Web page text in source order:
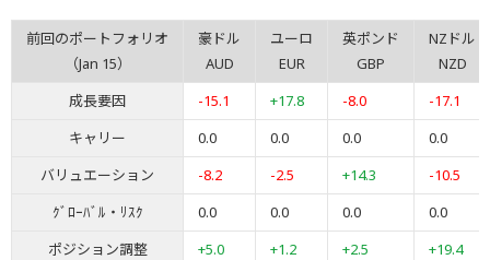
前回のポートフォリオ
（Jan 15）
豪ドル
AUD
ユーロ
EUR
英ポンド
GBP
NZドル
NZD
成長要因
-15.1 +17.8 -8.0
-17.1
キャリー
0.0 0.0 0.0
0.0
バリュエーション
-8.2 -2.5 +14.3
-10.5
ｸﾞﾛｰﾊﾞﾙ・ﾘｽｸ
0.0 0.0 0.0
0.0
ポジション調整
+5.0 +1.2 +2.5
+19.4